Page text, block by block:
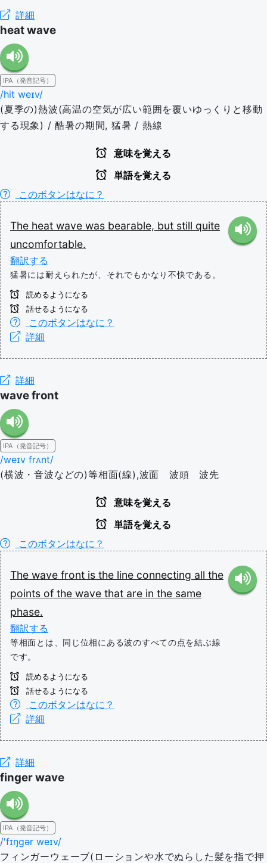
詳細
heat wave
IPA（発音記号）
/hit weɪv/
(夏季の)熱波(高温の空気が広い範囲を覆いゆっくりと移動
する現象) / 酷暑の期間, 猛暑 / 熱線
意味を覚える
単語を覚える
このボタンはなに？
The heat wave was bearable, but still quite
uncomfortable.
翻訳する
猛暑には耐えられたが、それでもかなり不快である。
読めるようになる
話せるようになる
このボタンはなに？
詳細
詳細
wave front
IPA（発音記号）
/weɪv frʌnt/
(横波・音波などの)等相面(線),波面 波頭 波先
意味を覚える
単語を覚える
このボタンはなに？
The wave front is the line connecting all the
points of the wave that are in the same
phase.
翻訳する
等相面とは、同じ位相にある波のすべての点を結ぶ線
です。
読めるようになる
話せるようになる
このボタンはなに？
詳細
詳細
finger wave
IPA（発音記号）
/'fɪŋɡər weɪv/
フィンガーウェーブ(ローションや水でぬらした髪を指で押